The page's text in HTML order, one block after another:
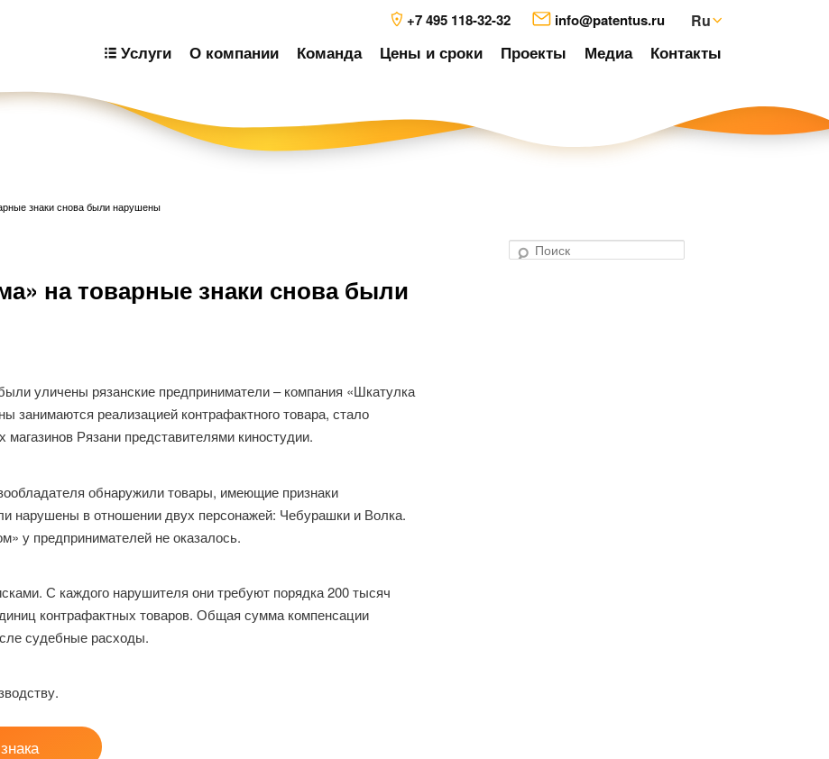
+7 495 118-32-32 info@patentus.ru Ru
Услуги О компании Команда Цены и сроки Проекты Медиа Контакты
знаки снова были нарушены
на товарные знаки снова были
уличены рязанские предприниматели – компания «Шкатулка
реализацией контрафактного товара, стало
Рязани представителями киностудии.
обнаружили товары, имеющие признаки
нарушены в отношении двух персонажей: Чебурашки и Волка.
у предпринимателей не оказалось.
С каждого нарушителя они требуют порядка 200 тысяч
контрафактных товаров. Общая сумма компенсации
судебные расходы.